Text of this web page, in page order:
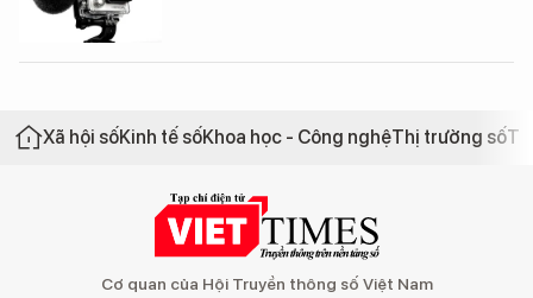
Xã hội sốKinh tế sốKhoa học - Công nghệThị trường số
Cơ quan của Hội Truyền thông số Việt Nam